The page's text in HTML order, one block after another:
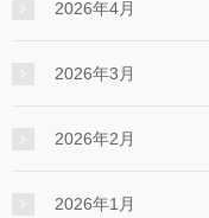
2026年4月
2026年3月
2026年2月
2026年1月